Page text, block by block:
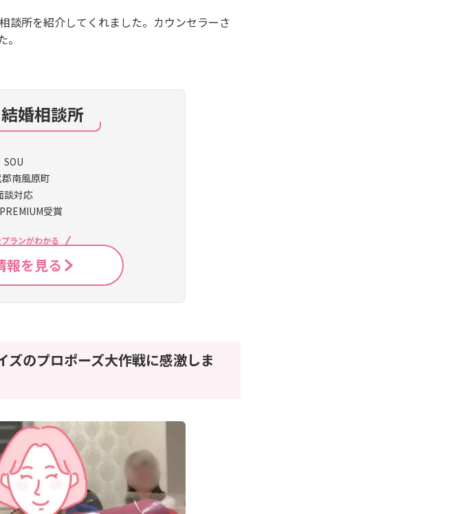
談所を紹介してくれました。カウンセラーさ
婚相談所
南風原町
談対応
受賞
ランがわかる
報を見る
のプロポーズ大作戦に感激しま